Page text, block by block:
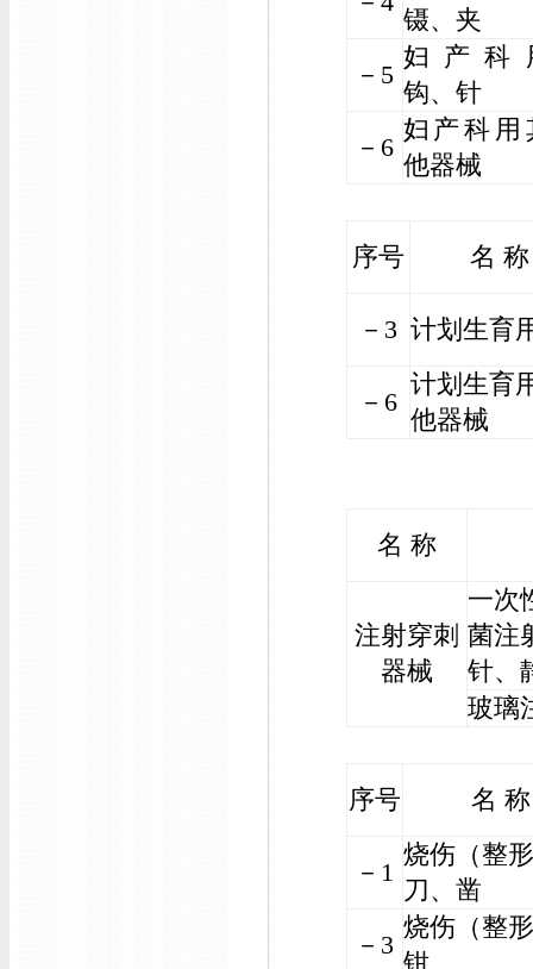
镊、夹
－5
妇产科
钩、针
－6
妇产科用
他器械
序号 名 称
－3 计划生育
－6
计划生育
他器械
名 称
注射穿刺
器械
一次
菌注
针、
玻璃
序号 名 称
－1
烧伤（整
刀、凿
－3
烧伤（整
钳